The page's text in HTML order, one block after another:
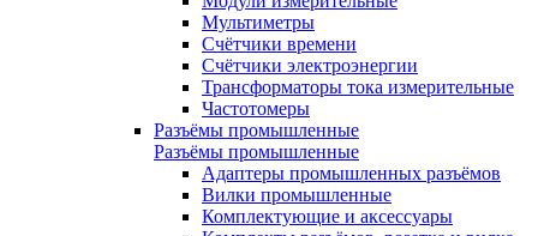
Мультиметры
Счётчики времени
Счётчики электроэнергии
Трансформаторы тока измерительные
Частотомеры
Разъёмы промышленные
Разъёмы промышленные
Адаптеры промышленных разъёмов
Вилки промышленные
Комплектующие и аксессуары